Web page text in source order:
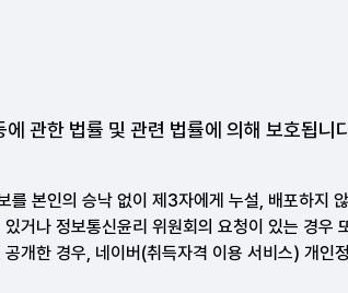
관한 법률 및 관련 법률에 의해 보호됩니
본인의 승낙 없이 제3자에게 누설, 배포하지
거나 정보통신윤리 위원회의 요청이 있는 경우
개한 경우, 네이버(취득자격 이용 서비스) 개인